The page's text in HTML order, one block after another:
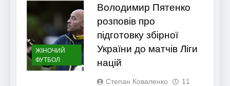
ЖІНОЧИЙ
ФУТБОЛ
Володимир Пятенко
розповів про
підготовку збірної
України до матчів Ліги
націй
Степан Коваленко
11